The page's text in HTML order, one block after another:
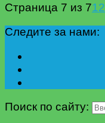
Страница 7 из 712
Следите за нами:
Поиск по сайту: